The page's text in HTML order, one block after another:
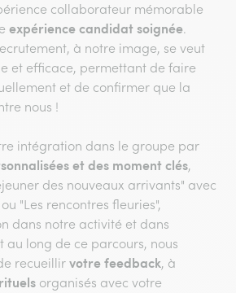
collaborateur mémorable
expérience candidat soignée.
à notre image, se veut
et efficace, permettant de faire
et de confirmer que la
nous !
intégration dans le groupe par
et des moment clés,
des nouveaux arrivants" avec
"Les rencontres fleuries",
dans notre activité et dans
au long de ce parcours, nous
recueillir votre feedback, à
organisés avec votre